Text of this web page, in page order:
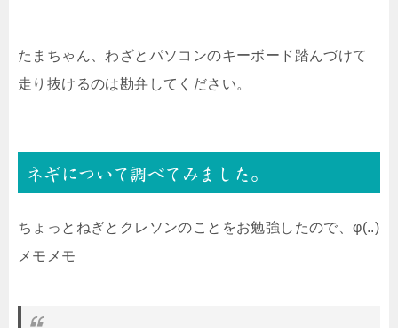
たまちゃん、わざとパソコンのキーボード踏んづけて
走り抜けるのは勘弁してください。
ネギについて調べてみました。
ちょっとねぎとクレソンのことをお勉強したので、φ(..)
メモメモ